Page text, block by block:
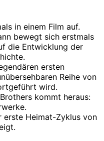
in einem Film auf.
bewegt sich erstmals
die Entwicklung der
ersten
Reihe von
wird.
kommt heraus:
erste Heimat-Zyklus von